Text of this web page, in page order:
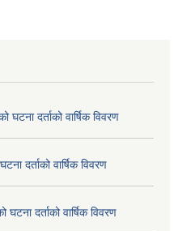
घटना दर्ताको वार्षिक विवरण
दर्ताको वार्षिक विवरण
घटना दर्ताको वार्षिक विवरण